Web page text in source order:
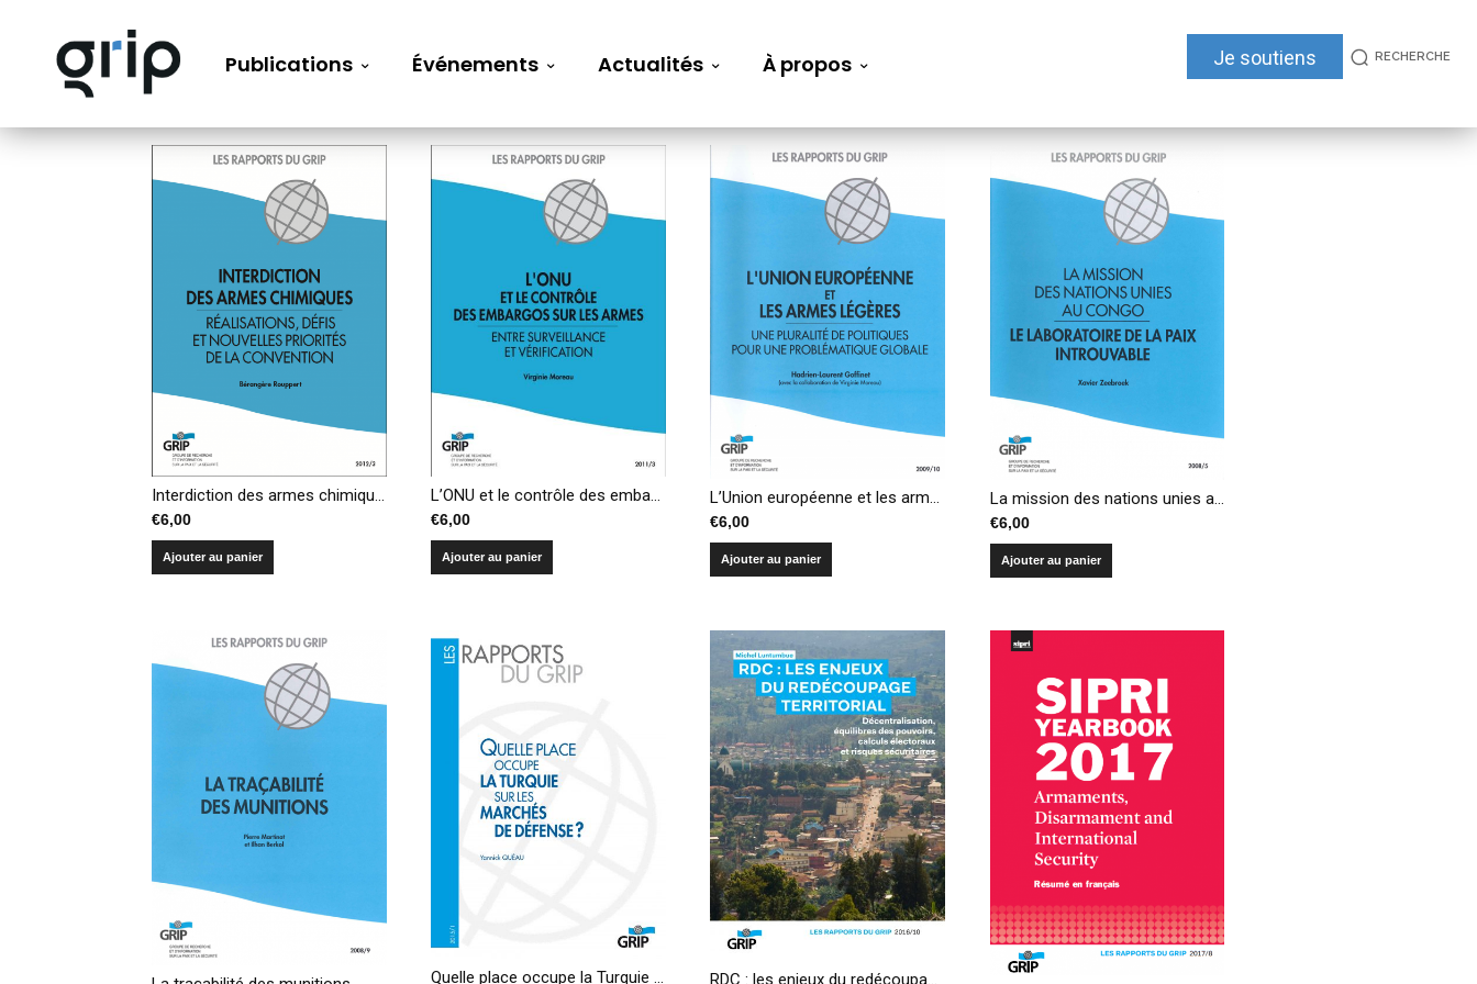
Publications Événements Actualités À propos Je soutiens RECHERCHE
€6,00
Ajouter au panier
L’ONU et le contrôle des embargos sur les armes – Entre surveillance et vérification
€6,00
Ajouter au panier
L’Union européenne et les armes légères – Une pluralité de politiques pour une problématique globale
€6,00
Ajouter au panier
La mission des nations unies au Congo – Le laboratoire de la paix introuvable
€6,00
Ajouter au panier
Quelle place occupe la Turquie sur les marchés de défense? RDC : les enjeux du redécoupage territorial – Décentralisation, équilibres des pouvoirs, calculs électoraux et risques sécuritaires